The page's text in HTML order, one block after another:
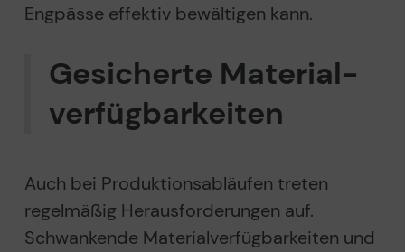
Engpässe effektiv bewältigen kann.
Gesicherte Material­
verfügbar­keiten
Auch bei Produktionsabläufen treten
regelmäßig Herausforderungen auf.
Schwankende Materialverfügbarkeiten und